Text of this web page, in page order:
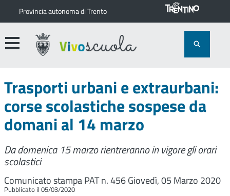
Provincia autonoma di Trento
Trasporti urbani e extraurbani:
corse scolastiche sospese da
domani al 14 marzo
Da domenica 15 marzo rientreranno in vigore gli orari
scolastici
Comunicato stampa PAT n. 456Giovedì, 05 Marzo 2020
Pubblicato il 05/03/2020